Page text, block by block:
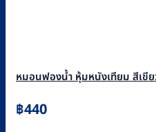
หมอนฟองน้ำ หุ้มหนังเทียม สีเขี
฿440